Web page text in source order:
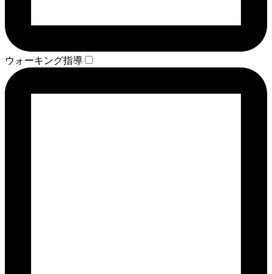
ウォーキング指導